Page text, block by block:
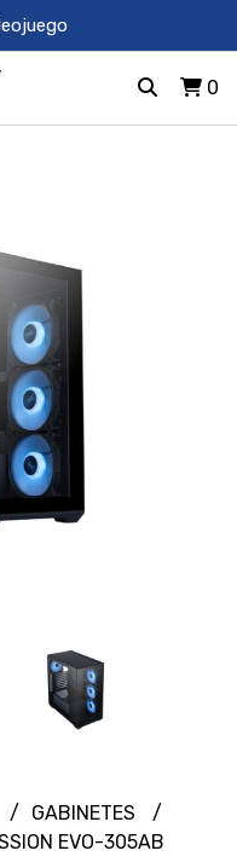
0
GABINETES
EVO-305AB